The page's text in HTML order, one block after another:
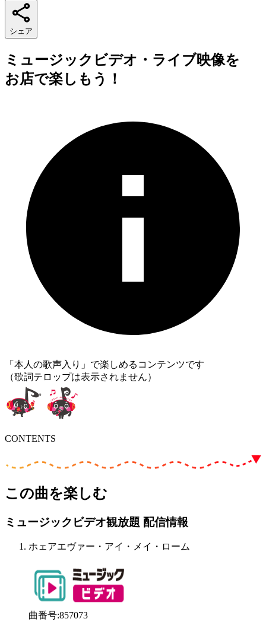
シェア
ミュージックビデオ・ライブ映像を
お店で楽しもう！
「本人の歌声入り」で楽しめるコンテンツです
（歌詞テロップは表示されません）
CONTENTS
この曲を楽しむ
ミュージックビデオ観放題 配信情報
ホェアエヴァー・アイ・メイ・ローム
曲番号:857073